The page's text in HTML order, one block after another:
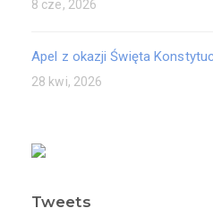
8 cze, 2026
Apel z okazji Święta
28 kwi, 2026
Tweets